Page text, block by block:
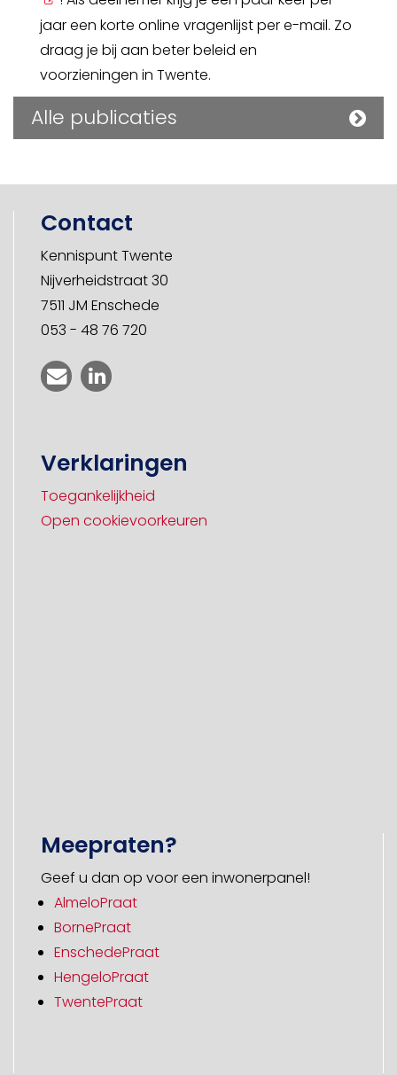
jaar een korte online vragenlijst per e-mail. Zo
draag je bij aan beter beleid en
voorzieningen in Twente.
Alle publicaties
Contact
Kennispunt Twente
Nijverheidstraat 30
7511 JM Enschede
053 - 48 76 720
Verklaringen
Toegankelijkheid
Open cookievoorkeuren
Meepraten?
Geef u dan op voor een inwonerpanel!
AlmeloPraat
BornePraat
EnschedePraat
HengeloPraat
TwentePraat